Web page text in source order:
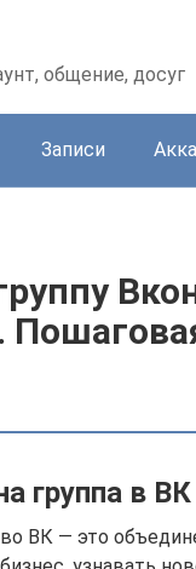
общение, досуг
Записи
группа в ВК
ВК — это